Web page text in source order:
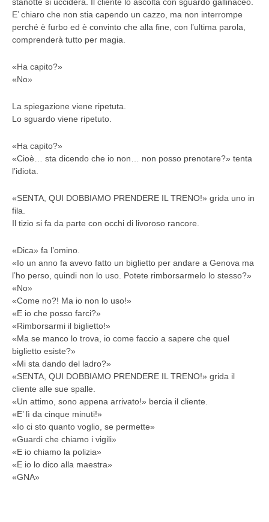
E’ chiaro che non stia capendo un cazzo, ma non interrompe
perché è furbo ed è convinto che alla fine, con l’ultima parola,
comprenderà tutto per magia.
«Ha capito?»
«No»
La spiegazione viene ripetuta.
Lo sguardo viene ripetuto.
«Ha capito?»
«Cioè… sta dicendo che io non… non posso prenotare?» tenta
l’idiota.
«SENTA, QUI DOBBIAMO PRENDERE IL TRENO!» grida uno in
fila.
Il tizio si fa da parte con occhi di livoroso rancore.
«Dica» fa l’omino.
«Io un anno fa avevo fatto un biglietto per andare a Genova ma
l’ho perso, quindi non lo uso. Potete rimborsarmelo lo stesso?»
«No»
«Come no?! Ma io non lo uso!»
«E io che posso farci?»
«Rimborsarmi il biglietto!»
«Ma se manco lo trova, io come faccio a sapere che quel
biglietto esiste?»
«Mi sta dando del ladro?»
«SENTA, QUI DOBBIAMO PRENDERE IL TRENO!» grida il
cliente alle sue spalle.
«Un attimo, sono appena arrivato!» bercia il cliente.
«E’ lì da cinque minuti!»
«Io ci sto quanto voglio, se permette»
«Guardi che chiamo i vigili»
«E io chiamo la polizia»
«E io lo dico alla maestra»
«GNA»